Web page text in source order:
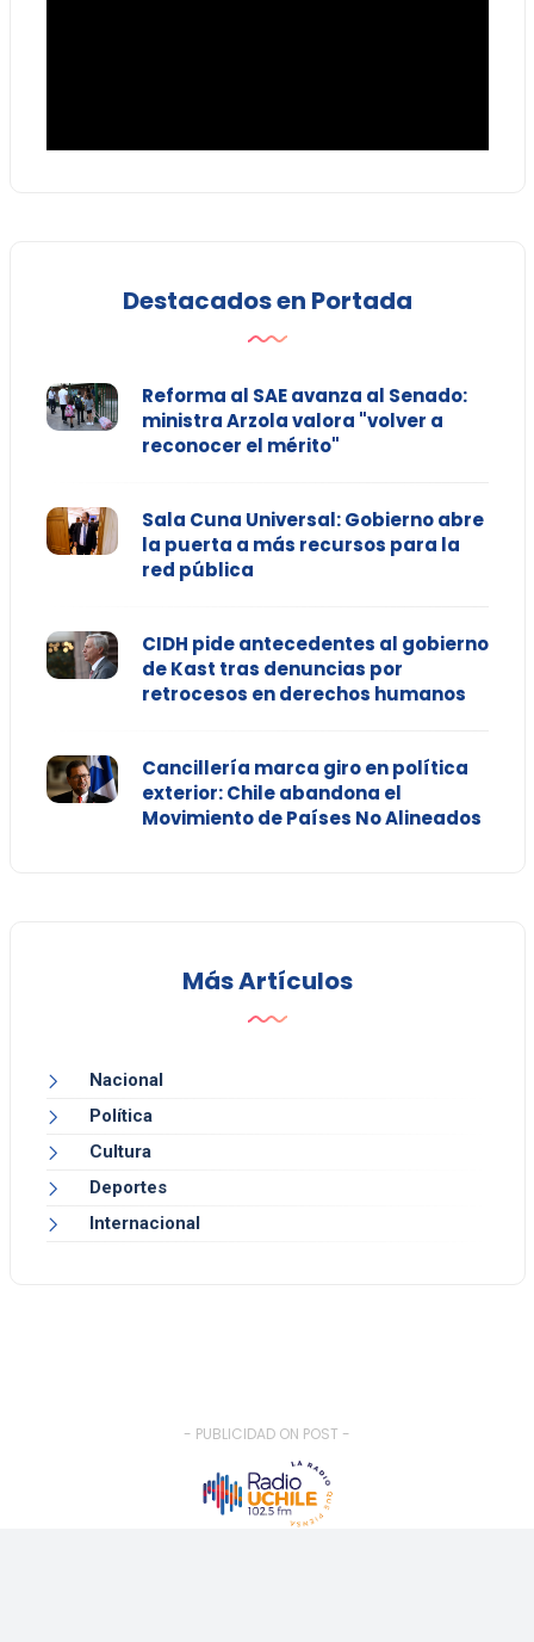
Destacados en Portada
Reforma al SAE avanza al Senado:
ministra Arzola valora "volver a
reconocer el mérito"
Sala Cuna Universal: Gobierno abre
la puerta a más recursos para la
red pública
CIDH pide antecedentes al gobierno
de Kast tras denuncias por
retrocesos en derechos humanos
Cancillería marca giro en política
exterior: Chile abandona el
Movimiento de Países No Alineados
Más Artículos
Nacional
Política
Cultura
Deportes
Internacional
- PUBLICIDAD ON POST -